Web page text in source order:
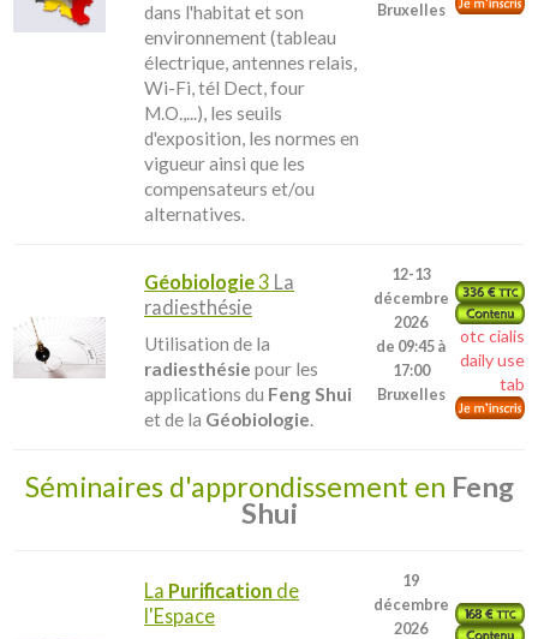
dans l'habitat et son
environnement (tableau
électrique, antennes relais,
Wi-Fi, tél Dect, four
M.O.,...), les seuils
d'exposition, les normes en
vigueur ainsi que les
compensateurs et/ou
alternatives.
Bruxelles
Géobiologie3 La
radiesthésie
Utilisation de la
radiesthésie pour les
applications du Feng Shui
et de la Géobiologie.
12-13
décembre
2026
de 09:45 à
17:00
Bruxelles
otc cialis
daily use
tab
Séminaires d'approndissement en Feng
Shui
La Purification de
l'Espace
19
décembre
2026